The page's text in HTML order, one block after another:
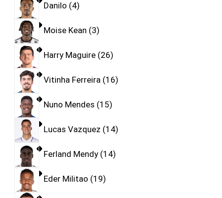
Danilo 4
Moise Kean 3
Harry Maguire 26
Vitinha Ferreira 16
Nuno Mendes 15
Lucas Vazquez 14
Ferland Mendy 14
Eder Militao 19